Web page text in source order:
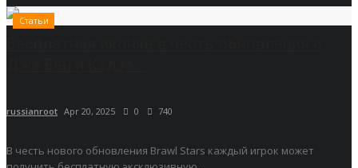
Статьи
russianroot Apr 20, 2025 0 740
В честь нового обновления Brawl Stars каждый игрок может